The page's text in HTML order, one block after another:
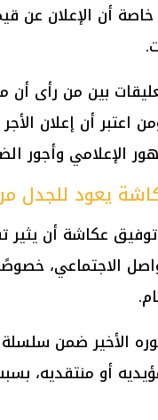
خاصة أن الإعلان عن
بين من رأى
اعتبر أن إعلان
الإعلامي وأجور
يعود للجدل
عكاشة أن يثير
الاجتماعي،
الأخير ضمن
أو منتقديه،